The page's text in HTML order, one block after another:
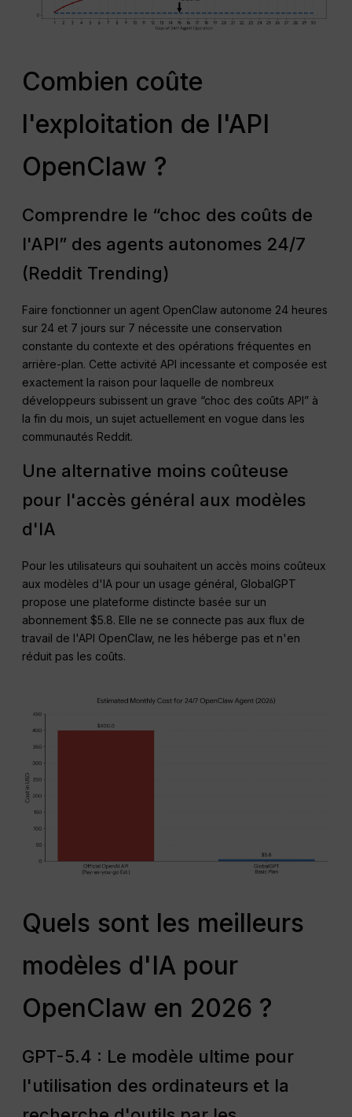
Combien coûte
l'exploitation de l'API
OpenClaw ?
Comprendre le “choc des coûts de
l'API” des agents autonomes 24/7
(Reddit Trending)
Faire fonctionner un agent OpenClaw autonome 24 heures
sur 24 et 7 jours sur 7 nécessite une conservation
constante du contexte et des opérations fréquentes en
arrière-plan. Cette activité API incessante et composée est
exactement la raison pour laquelle de nombreux
développeurs subissent un grave “choc des coûts API” à
la fin du mois, un sujet actuellement en vogue dans les
communautés Reddit.
Une alternative moins coûteuse
pour l'accès général aux modèles
d'IA
Pour les utilisateurs qui souhaitent un accès moins coûteux
aux modèles d'IA pour un usage général, GlobalGPT
propose une plateforme distincte basée sur un
abonnement $5.8. Elle ne se connecte pas aux flux de
travail de l'API OpenClaw, ne les héberge pas et n'en
réduit pas les coûts.
Quels sont les meilleurs
modèles d'IA pour
OpenClaw en 2026 ?
GPT-5.4 : Le modèle ultime pour
l'utilisation des ordinateurs et la